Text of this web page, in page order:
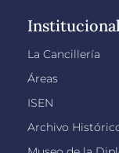
Institucional
La Cancillería
Áreas
ISEN
Archivo